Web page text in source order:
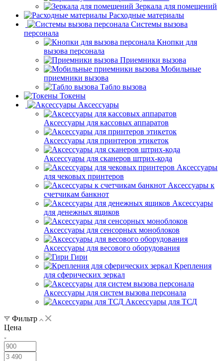
Зеркала для помещений
Расходные материалы
Системы вызова
персонала
Кнопки для
вызова персонала
Приемники вызова
Мобильные
приемники вызова
Табло вызова
Токены
Аксессуары
Аксессуары для кассовых аппаратов
Аксессуары для принтеров этикеток
Аксессуары для сканеров штрих-кода
Аксессуары
для чековых принтеров
Аксессуары к
счетчикам банкнот
Аксессуары
для денежных ящиков
Аксессуары для сенсорных моноблоков
Аксессуары для весового оборудования
Гири
Крепления
для сферических зеркал
Аксессуары для систем вызова персонала
Аксессуары для ТСД
Фильтр
Цена